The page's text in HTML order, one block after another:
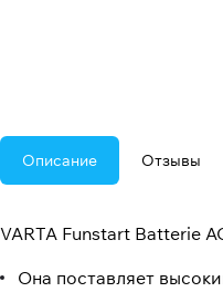
Описание Отзывы
VARTA Funstart Batterie
Она поставляет